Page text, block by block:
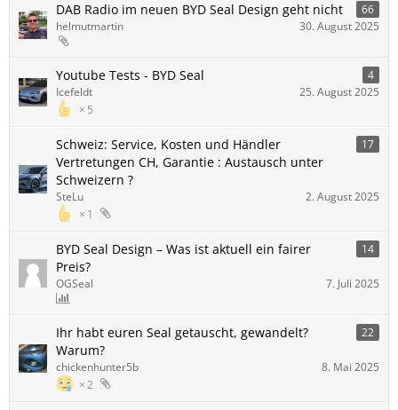
DAB Radio im neuen BYD Seal Design geht nicht
66
helmutmartin
30. August 2025
Youtube Tests - BYD Seal 4
5
Icefeldt 25. August 2025
Schweiz: Service, Kosten und Händler
Vertretungen CH, Garantie : Austausch unter
Schweizern ?
17
1
SteLu 2. August 2025
BYD Seal Design – Was ist aktuell ein fairer
Preis?
14
OGSeal 7. Juli 2025
Ihr habt euren Seal getauscht, gewandelt?
Warum?
22
2
chickenhunter5b 8. Mai 2025